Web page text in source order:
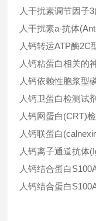
人干扰素调节因子
人干扰素a-抗体
人钙转运ATP酶2C
人钙粘蛋白相关的
人钙依赖性胞浆型
人钙卫蛋白检测试
人钙网蛋白(CRT)
人钙联蛋白
人钙离子通道抗体
人钙结合蛋白
人钙结合蛋白